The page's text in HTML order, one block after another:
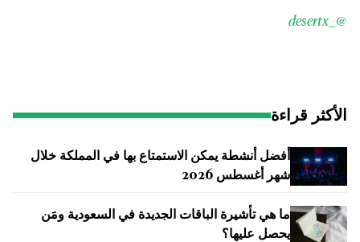
@_desertx
الأكثر قراءة
أفضل أنشطة يمكن الاستمتاع بها في المملكة خلال
شهر أغسطس 2026
ما هي تأشيرة الباقات الجديدة في السعودية ومَن
يحصل عليها؟